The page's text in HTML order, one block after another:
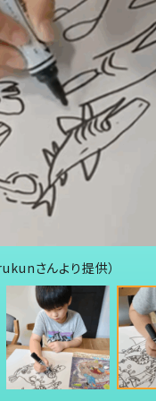
さんより提供）